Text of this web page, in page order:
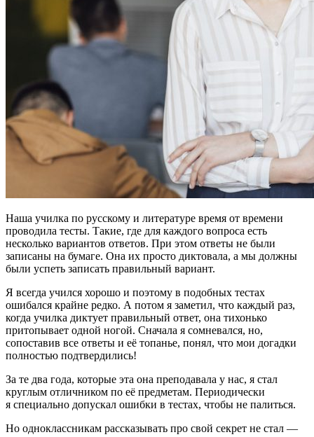
Наша училка по русскому и литературе время от времени
проводила тесты. Такие, где для каждого вопроса есть
несколько вариантов ответов. При этом ответы не были
записаны на бумаге. Она их просто диктовала, а мы должны
были успеть записать правильный вариант.
Я всегда учился хорошо и поэтому в подобных тестах
ошибался крайне редко. А потом я заметил, что каждый раз,
когда училка диктует правильный ответ, она тихонько
притопывает одной ногой. Сначала я сомневался, но,
сопоставив все ответы и её топанье, понял, что мои догадки
полностью подтвердились!
За те два года, которые эта она преподавала у нас, я стал
круглым отличником по её предметам. Периодически
я специально допускал ошибки в тестах, чтобы не палиться.
Но одноклассникам рассказывать про свой секрет не стал —